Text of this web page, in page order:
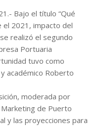
Bajo el título “Qué
el 2021, impacto del
realizó el segundo
Portuaria
tuvo como
académico Roberto
moderada por
de Puerto
y las proyecciones para